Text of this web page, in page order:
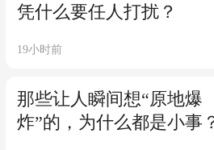
凭什么要任人打扰？
19小时前
那些让人瞬间想“原地爆
炸”的，为什么都是小事